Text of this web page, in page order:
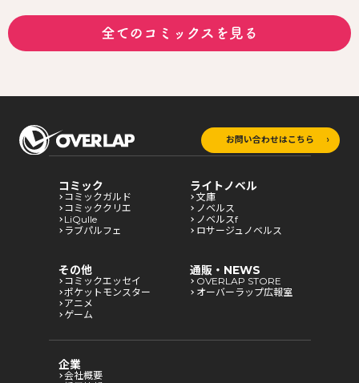
全てのコミックスを見る
お問い合わせはこちら
コミック
コミックガルド
コミッククリエ
LiQulle
ラブパルフェ
ライトノベル
文庫
ノベルス
ノベルスf
ロサージュノベルス
その他
コミックエッセイ
ポケットモンスター
アニメ
ゲーム
通販・NEWS
OVERLAP STORE
オーバーラップ広報室
企業
会社概要